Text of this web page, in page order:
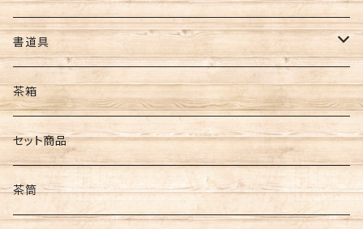
ギフトセット
フィルターインボトル
カークボトル
コースター
ポーチ・財布
扇子・うちわ
和紙
文具
書道具
筆
墨
茶箱
セット商品
茶筒